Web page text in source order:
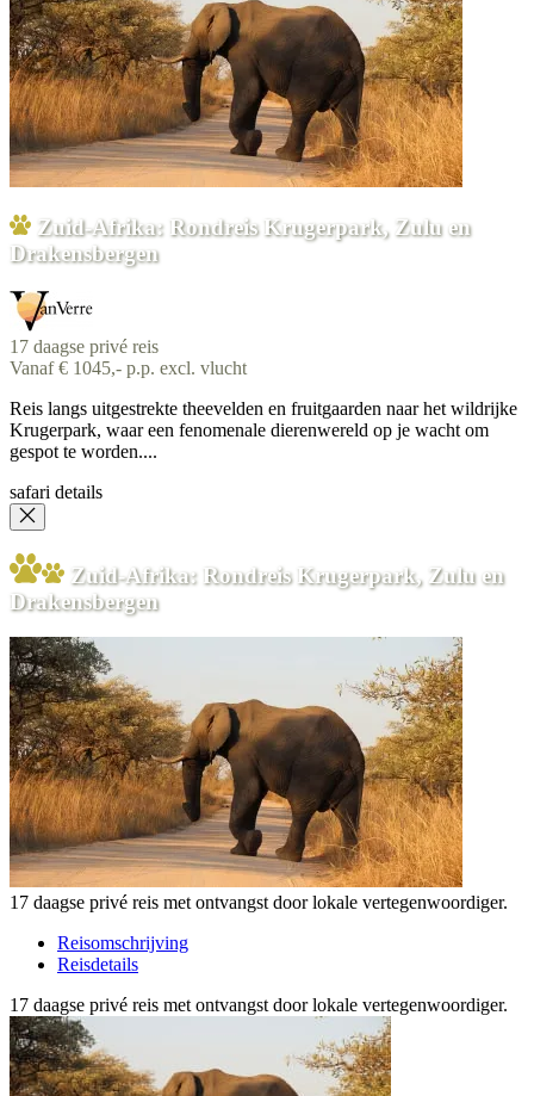
Zuid-Afrika: Rondreis Krugerpark, Zulu en
Drakensbergen
17 daagse privé reis
Vanaf € 1045,- p.p. excl. vlucht
Reis langs uitgestrekte theevelden en fruitgaarden naar het wildrijke
Krugerpark, waar een fenomenale dierenwereld op je wacht om
gespot te worden....
safari details
Zuid-Afrika: Rondreis Krugerpark, Zulu en
Drakensbergen
17 daagse privé reis met ontvangst door lokale vertegenwoordiger.
Reisomschrijving
Reisdetails
17 daagse privé reis met ontvangst door lokale vertegenwoordiger.